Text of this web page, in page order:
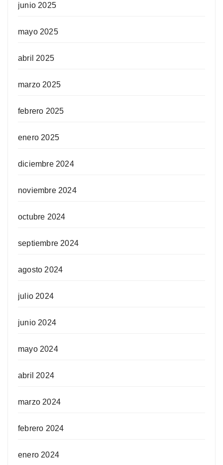
junio 2025
mayo 2025
abril 2025
marzo 2025
febrero 2025
enero 2025
diciembre 2024
noviembre 2024
octubre 2024
septiembre 2024
agosto 2024
julio 2024
junio 2024
mayo 2024
abril 2024
marzo 2024
febrero 2024
enero 2024